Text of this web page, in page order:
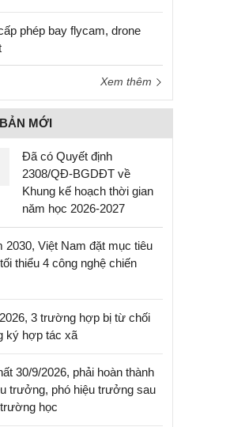
phép bay flycam, drone
Xem thêm
MỚI
Đã có Quyết định
2308/QĐ-BGDĐT về
Khung kế hoạch thời gian
năm học 2026-2027
2030, Việt Nam đặt mục tiêu
thiểu 4 công nghệ chiến
3 trường hợp bị từ chối
ký hợp tác xã
30/9/2026, phải hoàn thành
trưởng, phó hiệu trưởng sau
học